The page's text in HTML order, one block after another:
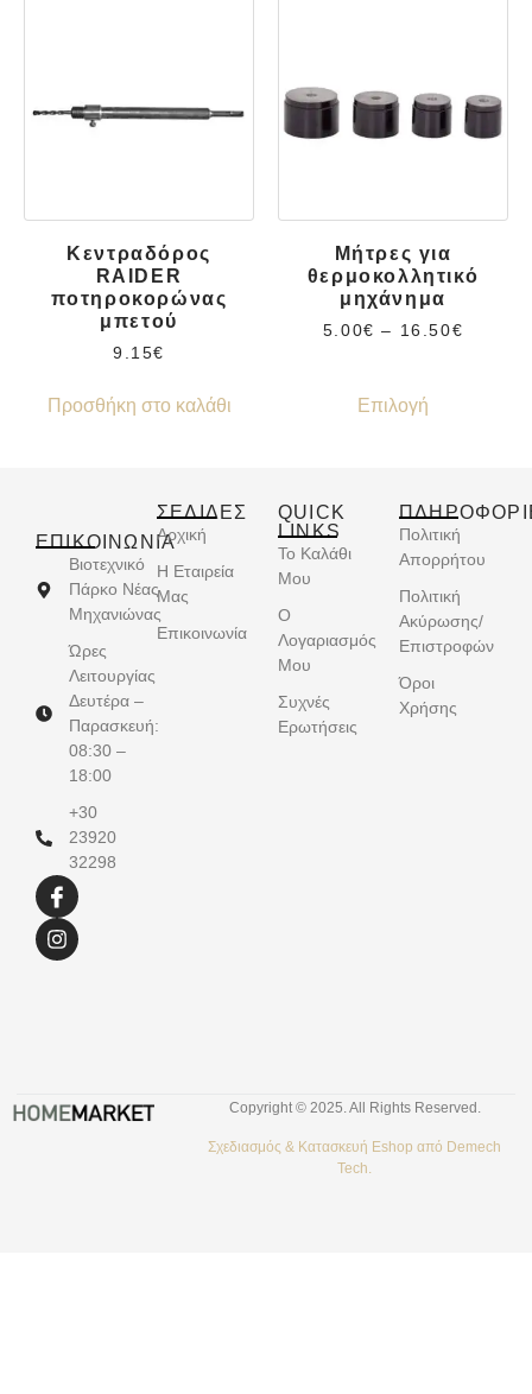
Κεντραδόρος
RAIDER
ποτηροκορώνας
μπετού
9.15€
Προσθήκη στο καλάθι
Μήτρες για
θερμοκολλητικό
μηχάνημα
5.00€ – 16.50€
Επιλογή
ΕΠΙΚΟΙΝΩΝΊΑ
Βιοτεχνικό
Πάρκο Νέας
Μηχανιώνας
Ώρες
Λειτουργίας
Δευτέρα –
Παρασκευή:
08:30 –
18:00
+30
23920
32298
ΣΕΛΙΔΕΣ
Αρχική
Η Εταιρεία
Μας
Επικοινωνία
QUICK
LINKS
Το Καλάθι
Μου
Ο
Λογαριασμός
Μου
Συχνές
Ερωτήσεις
Πολιτική
Απορρήτου
Πολιτική
Ακύρωσης/
Επιστροφών
Όροι
Χρήσης
Copyright © 2025. All Rights Reserved.
Σχεδιασμός & Κατασκευή Eshop από Demech
Tech.